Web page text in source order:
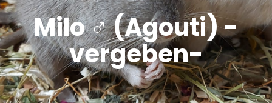
Milo ♂ (Agouti) -
vergeben-